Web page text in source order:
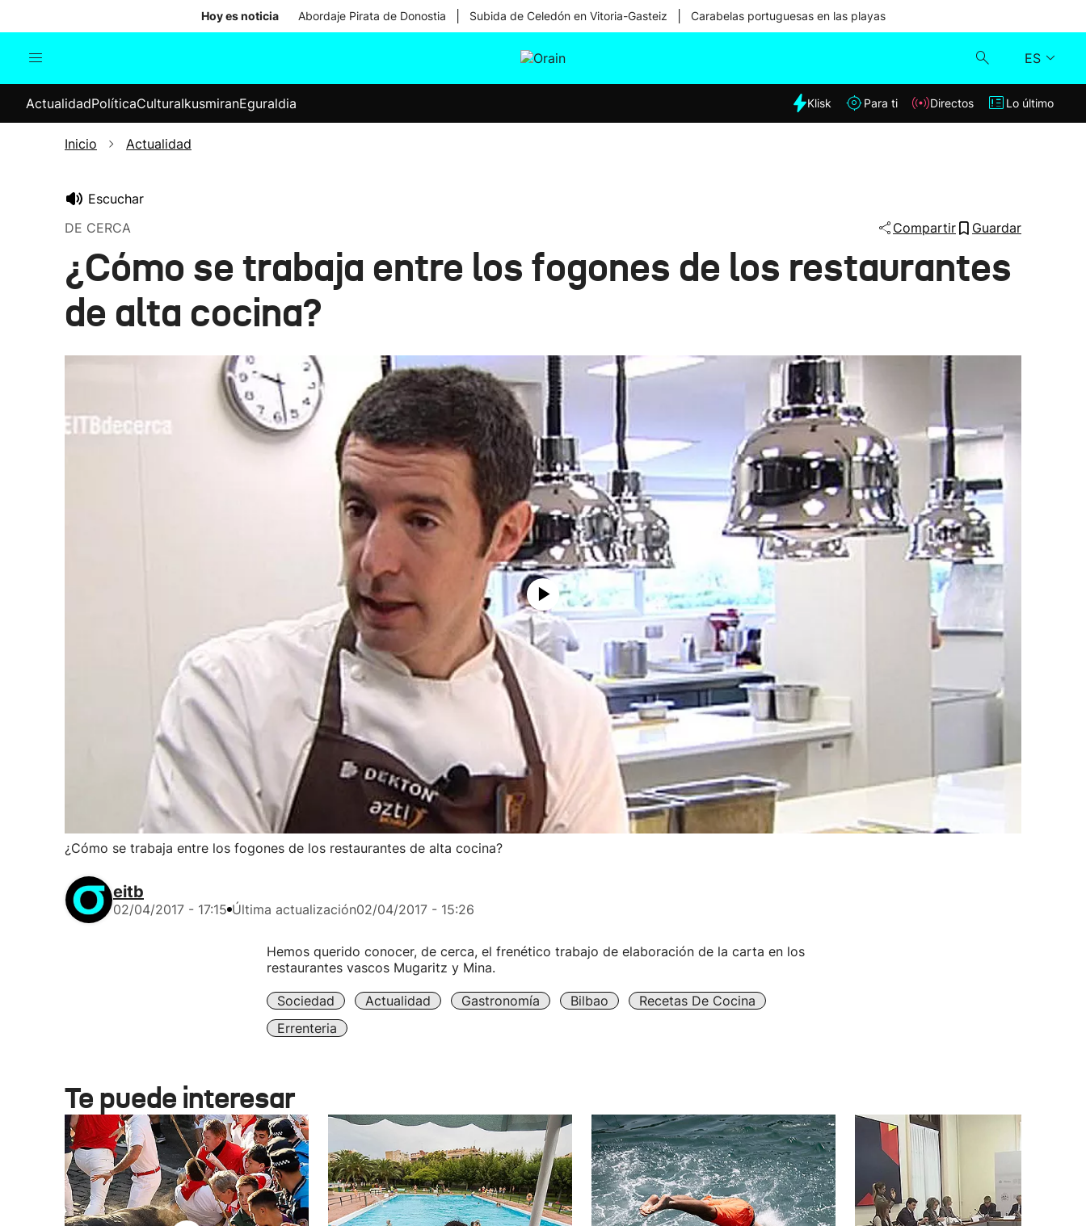
Hoy es noticia Abordaje Pirata de Donostia Subida de Celedón en Vitoria-Gasteiz Carabelas portuguesas en las playas
ES
Internacional
Elecciones
Klisk
Lo último
ActualidadPolíticaCulturaIkusmiranEguraldia Klisk Para ti Directos Lo último
Inicio Actualidad
Escuchar
DE CERCA
Compartir Guardar
¿Cómo se trabaja entre los fogones de los restaurantes
de alta cocina?
¿Cómo se trabaja entre los fogones de los restaurantes de alta cocina?
eitb
02/04/2017 - 17:15 Última actualización02/04/2017 - 15:26
Hemos querido conocer, de cerca, el frenético trabajo de elaboración de la carta en los
restaurantes vascos Mugaritz y Mina.
Sociedad Actualidad Gastronomía Bilbao
Recetas De Cocina
Errenteria
Te puede interesar